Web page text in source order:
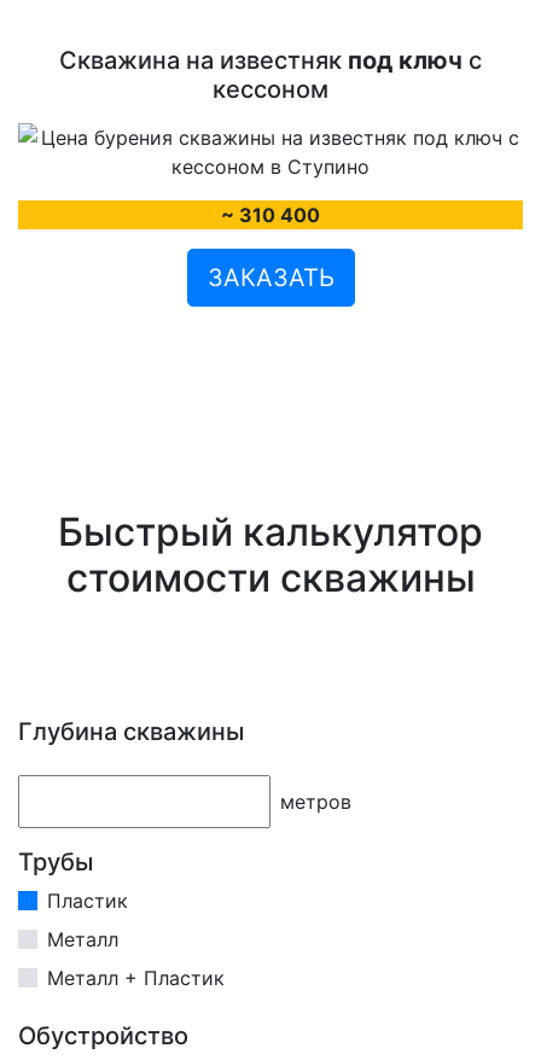
Скважина на известняк под ключ с
кессоном
~ 310 400
ЗАКАЗАТЬ
Быстрый калькулятор
стоимости скважины
Глубина скважины
метров
Трубы
Пластик
Металл
Металл + Пластик
Обустройство